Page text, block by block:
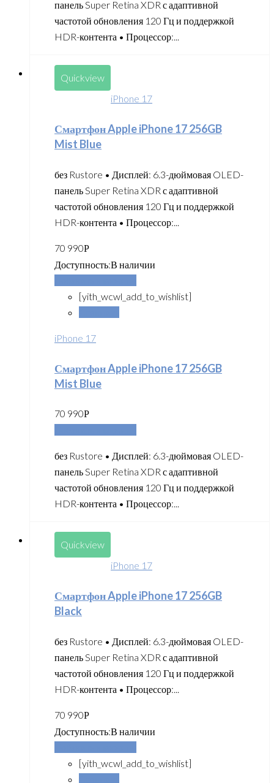
панель Super Retina XDR с адаптивной
частотой обновления 120 Гц и поддержкой
HDR-контента • Процессор:...
Quickview
iPhone 17
Смартфон Apple iPhone 17 256GB
Mist Blue
без Rustore • Дисплей: 6.3-дюймовая OLED-
панель Super Retina XDR с адаптивной
частотой обновления 120 Гц и поддержкой
HDR-контента • Процессор:...
70 990Р
Доступность:В наличии
[yith_wcwl_add_to_wishlist]
iPhone 17
Смартфон Apple iPhone 17 256GB
Mist Blue
70 990Р
без Rustore • Дисплей: 6.3-дюймовая OLED-
панель Super Retina XDR с адаптивной
частотой обновления 120 Гц и поддержкой
HDR-контента • Процессор:...
Quickview
iPhone 17
Смартфон Apple iPhone 17 256GB
Black
без Rustore • Дисплей: 6.3-дюймовая OLED-
панель Super Retina XDR с адаптивной
частотой обновления 120 Гц и поддержкой
HDR-контента • Процессор:...
70 990Р
Доступность:В наличии
[yith_wcwl_add_to_wishlist]